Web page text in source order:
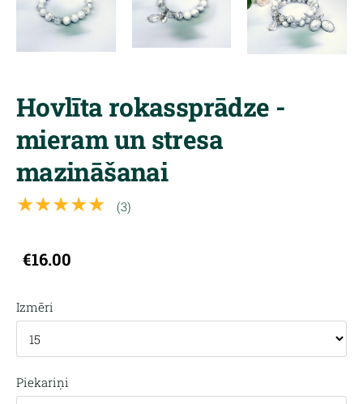
Hovlīta rokassprādze -
mieram un stresa
mazināšanai
★★★★★ (3)
€16.00
Izmēri
Piekariņi